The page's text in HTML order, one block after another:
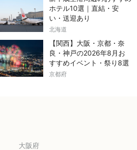
ホテル10選｜直結・安
い・送迎あり
北海道
【関西】大阪・京都・奈
良・神戸の2026年8月お
すすめイベント・祭り8選
京都府
大阪府